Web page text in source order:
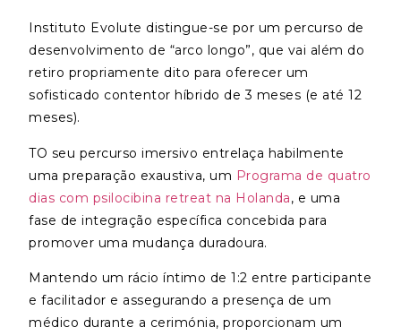
Instituto Evolute distingue-se por um percurso de
desenvolvimento de “arco longo”, que vai além do
retiro propriamente dito para oferecer um
sofisticado contentor híbrido de 3 meses (e até 12
meses).
TO seu percurso imersivo entrelaça habilmente
uma preparação exaustiva, um Programa de quatro
dias com psilocibina retreat na Holanda, e uma
fase de integração específica concebida para
promover uma mudança duradoura.
Mantendo um rácio íntimo de 1:2 entre participante
e facilitador e assegurando a presença de um
médico durante a cerimónia, proporcionam um